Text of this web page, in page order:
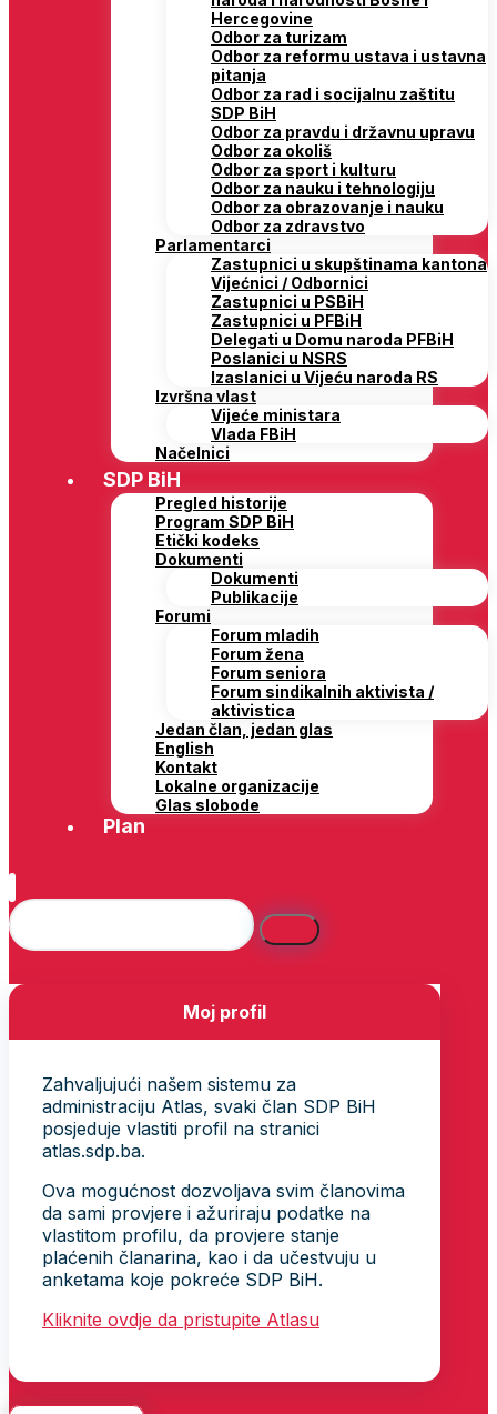
Hercegovine
Odbor za turizam
Odbor za reformu ustava i ustavna
pitanja
Odbor za rad i socijalnu zaštitu
SDP BiH
Odbor za pravdu i državnu upravu
Odbor za okoliš
Odbor za sport i kulturu
Odbor za nauku i tehnologiju
Odbor za obrazovanje i nauku
Odbor za zdravstvo
Parlamentarci
Zastupnici u skupštinama kantona
Vijećnici / Odbornici
Zastupnici u PSBiH
Zastupnici u PFBiH
Delegati u Domu naroda PFBiH
Poslanici u NSRS
Izaslanici u Vijeću naroda RS
Izvršna vlast
Vijeće ministara
Vlada FBiH
Načelnici
SDP BiH
Pregled historije
Program SDP BiH
Etički kodeks
Dokumenti
Dokumenti
Publikacije
Forumi
Forum mladih
Forum žena
Forum seniora
Forum sindikalnih aktivista /
aktivistica
Jedan član, jedan glas
English
Kontakt
Lokalne organizacije
Glas slobode
Plan
Moj profil
Zahvaljujući našem sistemu za
administraciju Atlas, svaki član SDP BiH
posjeduje vlastiti profil na stranici
atlas.sdp.ba.
Ova mogućnost dozvoljava svim članovima
da sami provjere i ažuriraju podatke na
vlastitom profilu, da provjere stanje
plaćenih članarina, kao i da učestvuju u
anketama koje pokreće SDP BiH.
Kliknite ovdje da pristupite Atlasu